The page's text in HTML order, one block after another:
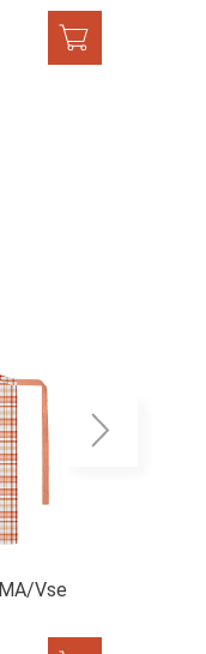
Vse